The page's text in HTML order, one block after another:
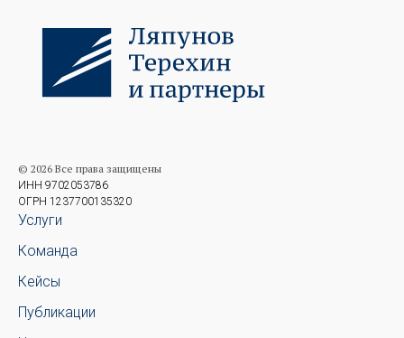
© 2026 Все права защищены
ИНН 9702053786
ОГРН 1237700135320
Услуги
Команда
Кейсы
Публикации